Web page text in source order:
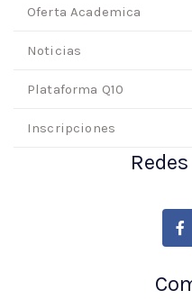
Oferta Academica
Noticias
Plataforma Q10
Inscripciones